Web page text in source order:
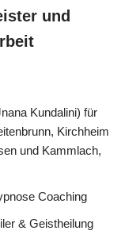
und
Kundalini) für
Kirchheim
und Kammlach,
Coaching
& Geistheilung